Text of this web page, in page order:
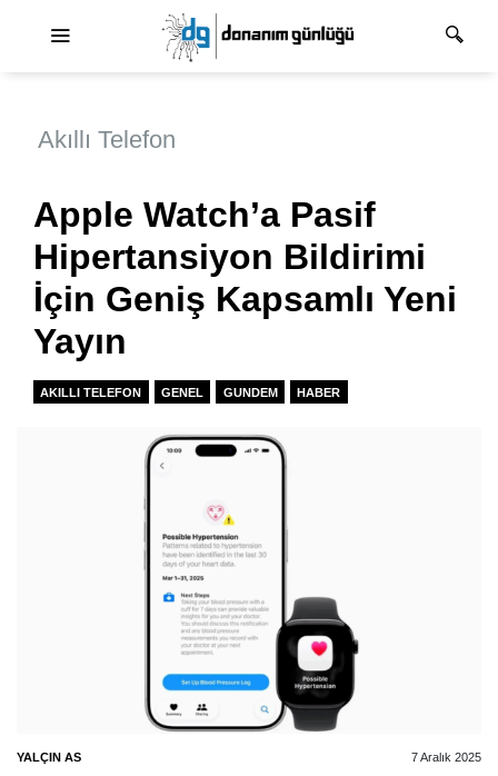
Akıllı Telefon
Apple Watch’a Pasif
Hipertansiyon Bildirimi
İçin Geniş Kapsamlı Yeni
Yayın
AKILLI TELEFON GENEL GUNDEM HABER
YALÇIN AS 7 Aralık 2025